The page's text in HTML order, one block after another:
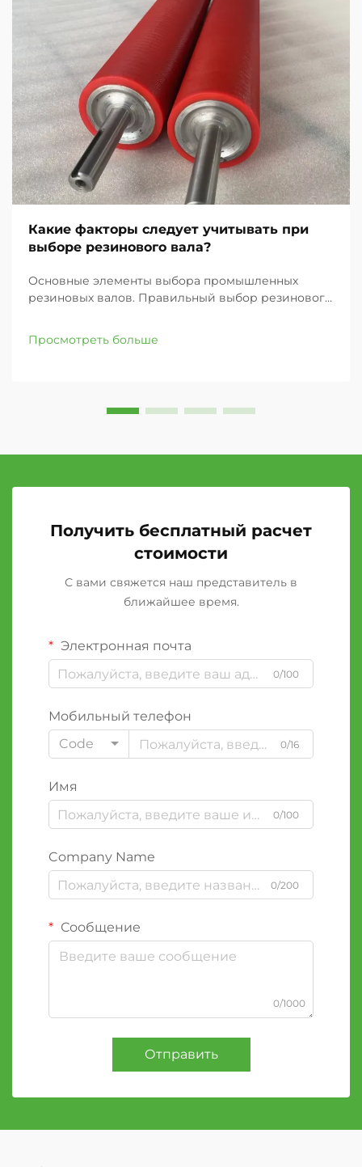
Какие факторы следует учитывать при
выборе резинового вала?
Основные элементы выбора промышленных
резиновых валов. Правильный выбор резинового
может значительно повлиять на эффективность
работы, качество продукции и общую
Просмотреть больше
Получить бесплатный расчет
стоимости
С вами свяжется наш представитель в
ближайшее время.
Электронная почта
0/100
Мобильный телефон
Code
0/16
Имя
0/100
Company Name
0/200
Сообщение
0/1000
Отправить